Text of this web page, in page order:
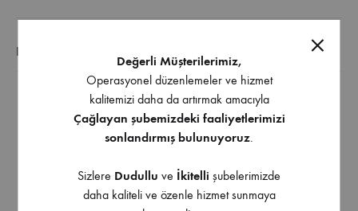
EK BILGI
Teknik Özellikler
Güç : 1100 W
Dalma Derinliği : 0 – 2.5 cm
Hız : 23000 D/Dk
Değerli Müşterilerimiz,
Operasyonel düzenlemeler ve hizmet
kalitemizi daha da artırmak amacıyla
Çağlayan şubemizdeki faaliyetlerimizi
sonlandırmış bulunuyoruz.
Sizlere Dudullu ve İkitelli şubelerimizde
daha kaliteli ve özenle hizmet sunmaya